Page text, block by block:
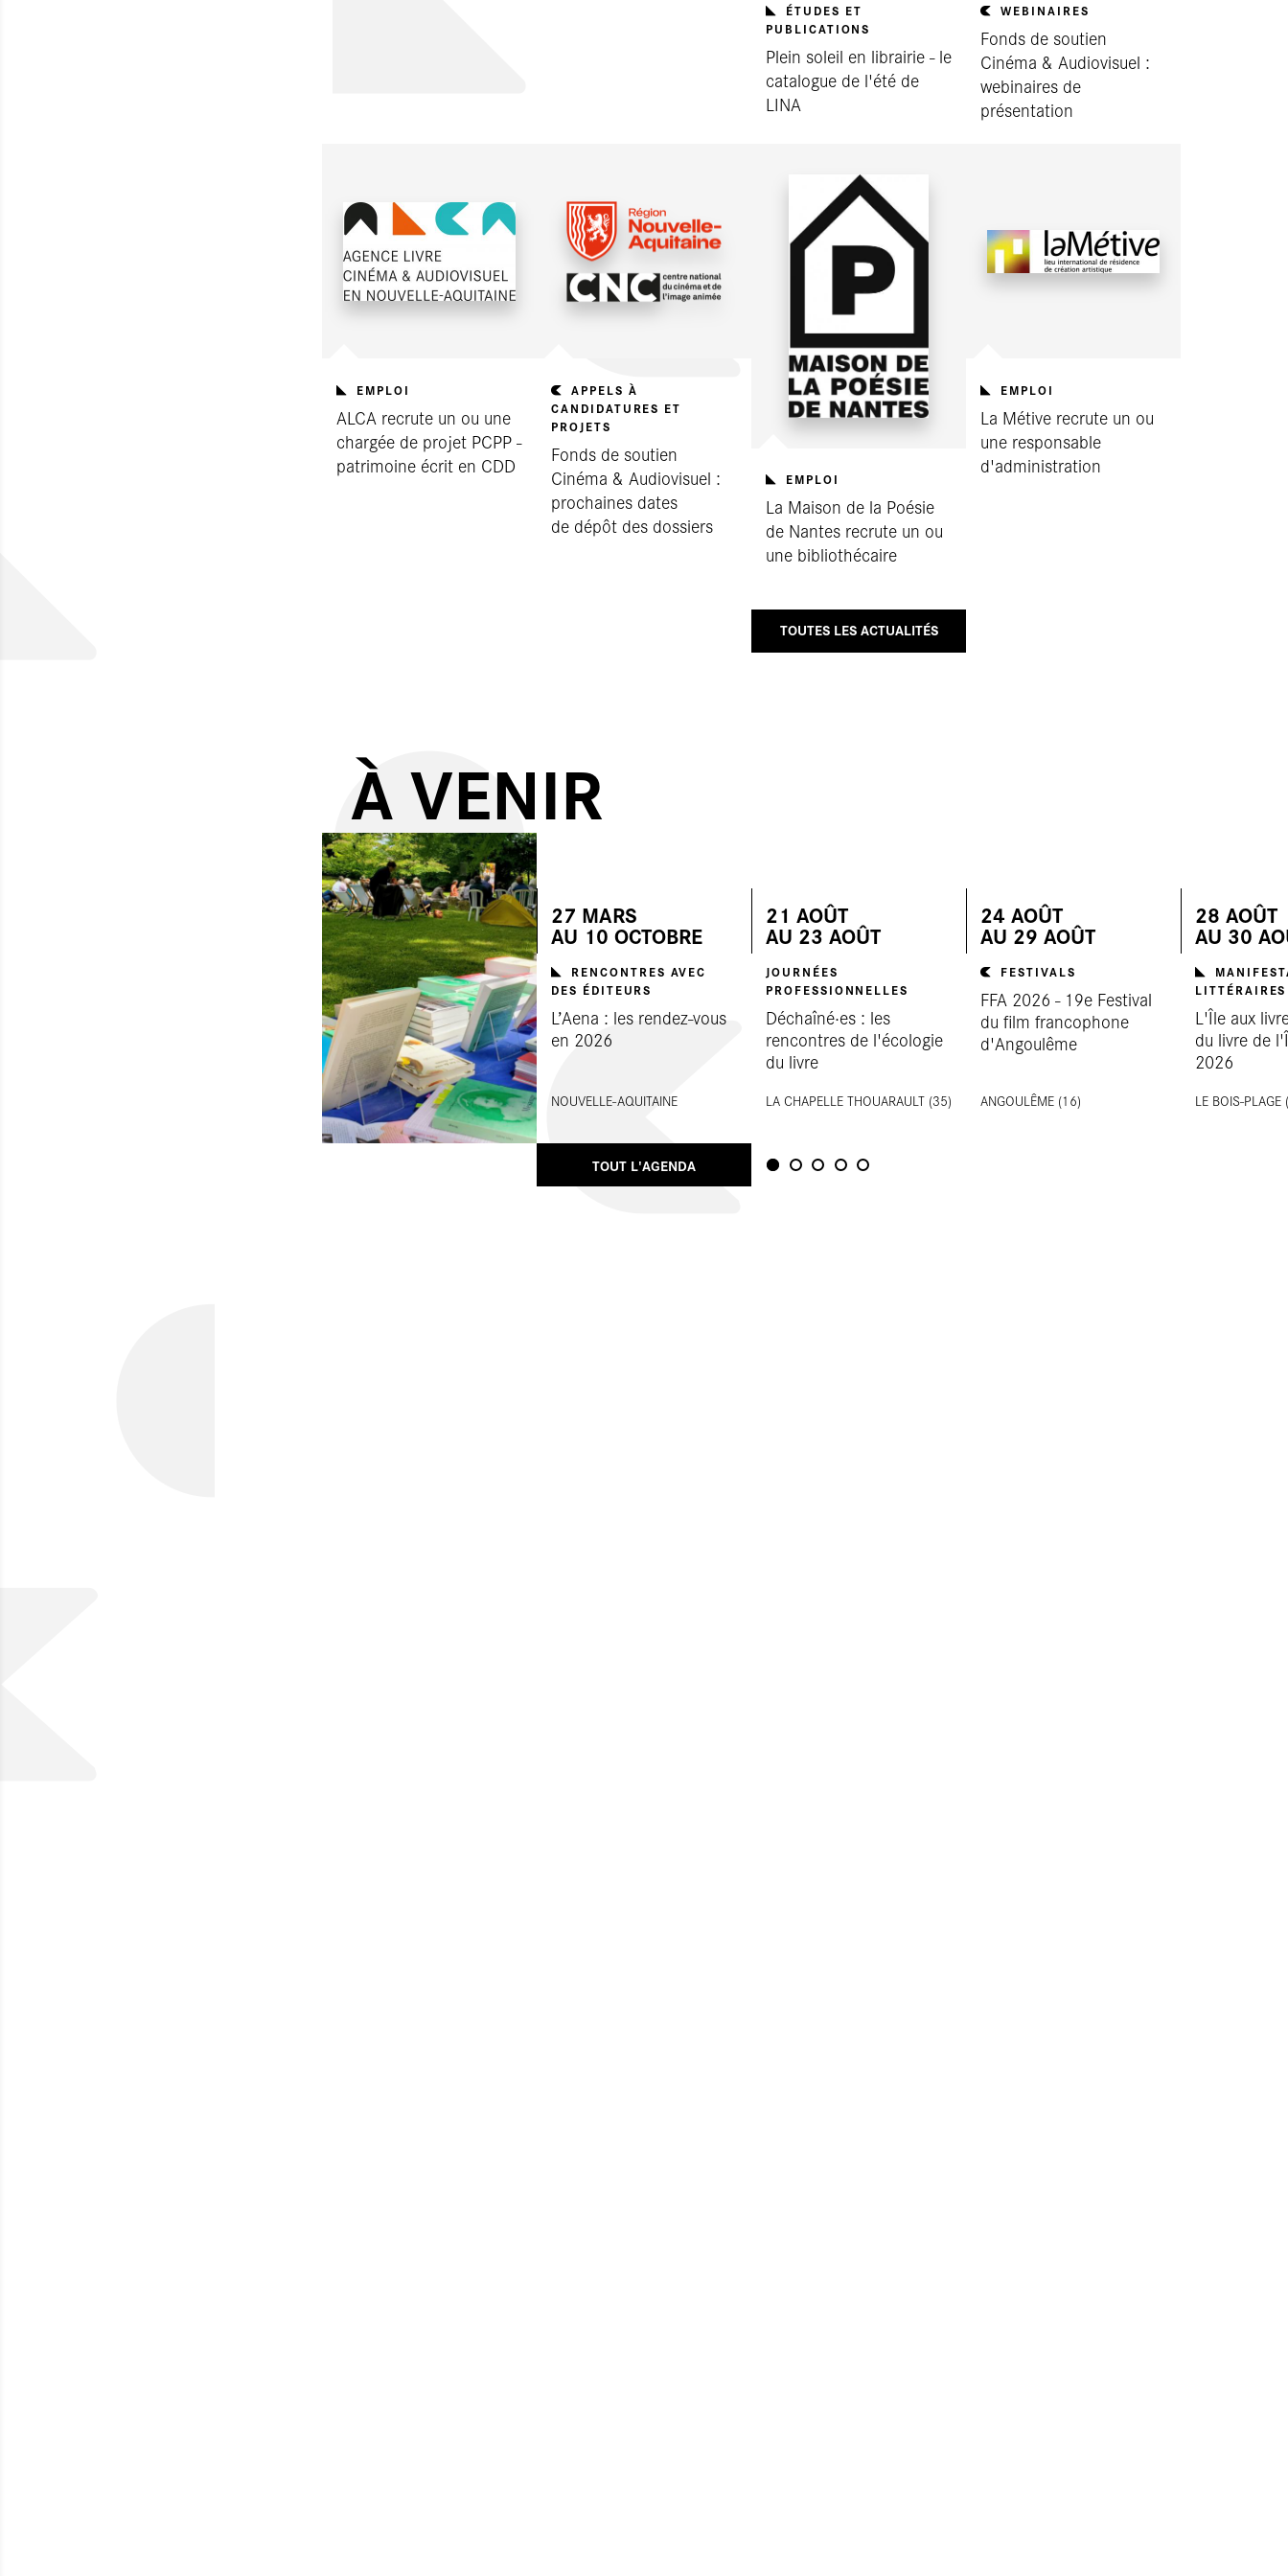
ÉTUDES ET
PUBLICATIONS
Plein soleil en librairie - le
catalogue de l'été de
LINA
WEBINAIRES
Fonds de soutien
Cinéma & Audiovisuel :
webinaires de
présentation
EMPLOI
ALCA recrute un ou une
chargée de projet PCPP -
patrimoine écrit en CDD
APPELS À
CANDIDATURES ET
PROJETS
Fonds de soutien
Cinéma & Audiovisuel :
prochaines dates
de dépôt des dossiers
EMPLOI
La Maison de la Poésie
de Nantes recrute un ou
une bibliothécaire
EMPLOI
La Métive recrute un ou
une responsable
d'administration
TOUTES LES ACTUALITÉS
À VENIR
27 MARS
AU 10 OCTOBRE
RENCONTRES AVEC
DES ÉDITEURS
L’Aena : les rendez-vous
en 2026
NOUVELLE-AQUITAINE
21 AOÛT
AU 23 AOÛT
JOURNÉES
PROFESSIONNELLES
Déchaîné·es : les
rencontres de l'écologie
du livre
LA CHAPELLE THOUA­RAULT (35)
24 AOÛT
AU 29 AOÛT
FESTIVALS
FFA 2026 - 19e Festival
du film francophone
d'Angoulême
ANGOULÊME (16)
28 AOÛT
AU 30
LITTÉRAIRES
L'Île aux
du livre de
2026
LE BOIS-PLAGE
TOUT L'AGENDA